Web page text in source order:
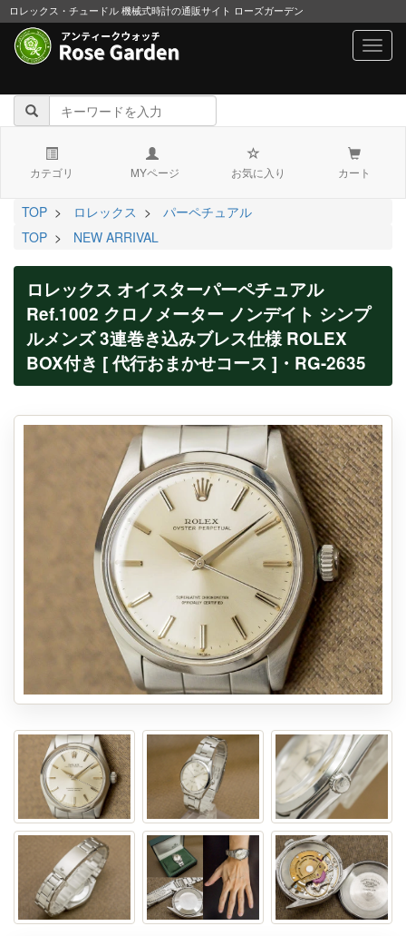
ロレックス・チュードル 機械式時計の通販サイト ローズガーデン
カテゴリ MYページ お気に入り カート
TOP > ロレックス >
パーペチュアル
TOP > NEW ARRIVAL
ロレックス オイスターパーペチュアル
Ref.1002 クロノメーター ノンデイト シンプ
ルメンズ 3連巻き込みブレス仕様 ROLEX
BOX付き [ 代行おまかせコース ]・RG-2635